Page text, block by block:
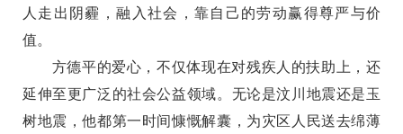
人走出阴霾，融入社会，靠自己的劳动赢得尊严与价
值。
方德平的爱心，不仅体现在对残疾人的扶助上，还
延伸至更广泛的社会公益领域。无论是汶川地震还是玉
树地震，他都第一时间慷慨解囊，为灾区人民送去绵薄